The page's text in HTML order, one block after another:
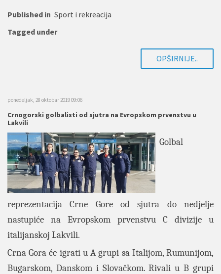
Published in Sport i rekreacija
Tagged under
OPŠIRNIJE..
ponedeljak, 28 oktobar 2019 09:06
Crnogorski golbalisti od sjutra na Evropskom prvenstvu u
Lakvili
Golbal
reprezentacija Crne Gore od sjutra do nedjelje
nastupiće na Evropskom prvenstvu C divizije u
italijanskoj Lakvili.
Crna Gora će igrati u A grupi sa Italijom, Rumunijom,
Bugarskom, Danskom i Slovačkom. Rivali u B grupi